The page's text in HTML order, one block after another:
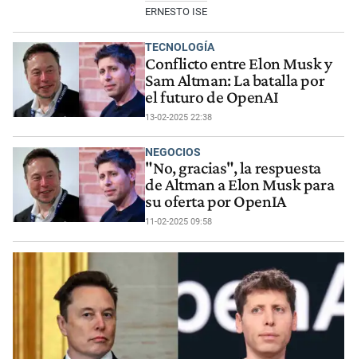
ERNESTO ISE
TECNOLOGÍA
Conflicto entre Elon Musk y
Sam Altman: La batalla por
el futuro de OpenAI
13-02-2025 22:38
NEGOCIOS
"No, gracias", la respuesta
de Altman a Elon Musk para
su oferta por OpenIA
11-02-2025 09:58